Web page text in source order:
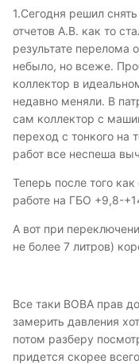
1.Сегодня решил
отчетов А.В. как то
результате перелома
небыло, но всеже.
коллектор в
недавно меняли. В
сам коллектор с
переход с тонкого на
работ все неспеша
Теперь после того
работе на ГБО +9,8-
А вот при
не более 7 литров)
Все таки ВОВА прав
замерить давления
потом разберу
придется скорее